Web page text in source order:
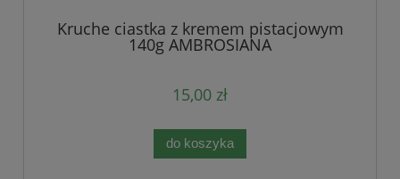
Kruche ciastka z kremem pistacjowym
140g AMBROSIANA
15,00 zł
do koszyka